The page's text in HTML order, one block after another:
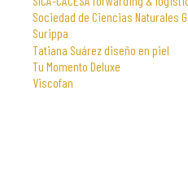
Sociedad de Ciencias Naturales
Surippa
Tatiana Suárez diseño en piel
Tu Momento Deluxe
Viscofan